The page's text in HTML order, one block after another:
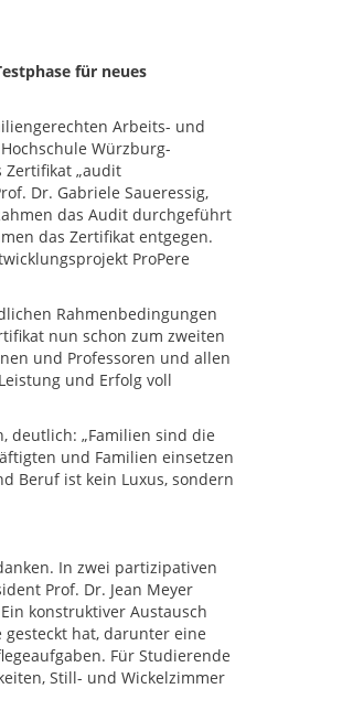
für neues
Arbeits- und
Würzburg-
Zertifikat „audit
Dr. Gabriele Saueressig,
das Audit durchgeführt
das Zertifikat entgegen.
ProPere
Rahmenbedingungen
nun schon zum zweiten
und Professoren und allen
und Erfolg voll
deutlich: „Familien sind die
und Familien einsetzen
Beruf ist kein Luxus, sondern
In zwei partizipativen
Prof. Dr. Jean Meyer
konstruktiver Austausch
hat, darunter eine
Für Studierende
Still- und Wickelzimmer